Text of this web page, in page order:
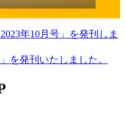
年10月号」を発刊しま
を発刊いたしました。